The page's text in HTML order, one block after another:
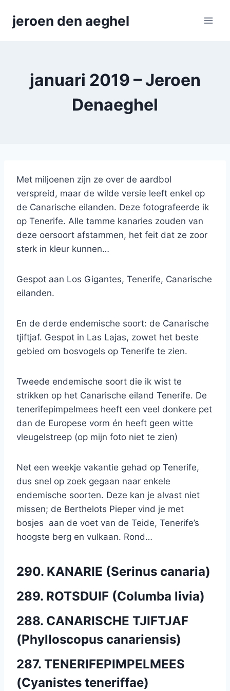
jeroen den aeghel
januari 2019 – Jeroen
Denaeghel
Met miljoenen zijn ze over de aardbol
verspreid, maar de wilde versie leeft enkel op
de Canarische eilanden. Deze fotografeerde ik
op Tenerife. Alle tamme kanaries zouden van
deze oersoort afstammen, het feit dat ze zoor
sterk in kleur kunnen…
Gespot aan Los Gigantes, Tenerife, Canarische
eilanden.
En de derde endemische soort: de Canarische
tjiftjaf. Gespot in Las Lajas, zowet het beste
gebied om bosvogels op Tenerife te zien.
Tweede endemische soort die ik wist te
strikken op het Canarische eiland Tenerife. De
tenerifepimpelmees heeft een veel donkere pet
dan de Europese vorm én heeft geen witte
vleugelstreep (op mijn foto niet te zien)
Net een weekje vakantie gehad op Tenerife,
dus snel op zoek gegaan naar enkele
endemische soorten. Deze kan je alvast niet
missen; de Berthelots Pieper vind je met
bosjes aan de voet van de Teide, Tenerife’s
hoogste berg en vulkaan. Rond…
290. KANARIE (Serinus canaria)
289. ROTSDUIF (Columba livia)
288. CANARISCHE TJIFTJAF
(Phylloscopus canariensis)
287. TENERIFEPIMPELMEES
(Cyanistes teneriffae)